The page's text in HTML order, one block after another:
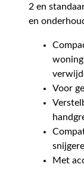
2 en
en
Voor
Met